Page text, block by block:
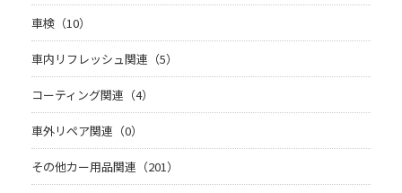
車検（10）
車内リフレッシュ関連（5）
コーティング関連（4）
車外リペア関連（0）
その他カー用品関連（201）